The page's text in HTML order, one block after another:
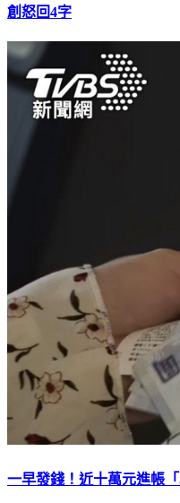
創怒回4字
一早發錢！近十萬元進帳